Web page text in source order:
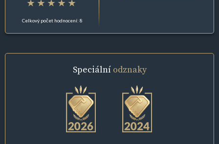
Celkový počet hodnocení: 8
Speciální odznaky